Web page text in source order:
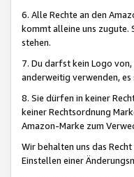
6. Alle Rechte an den
kommt alleine uns zugute.
stehen.
7. Du darfst kein Logo
anderweitig verwenden,
8. Sie dürfen in keiner
keiner Rechtsordnung
Amazon-Marke zum
Wir behalten uns das
Einstellen einer